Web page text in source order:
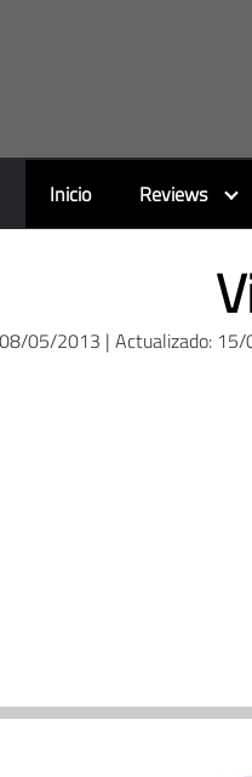
Inicio Reviews
08/05/2013 | Actualizado: